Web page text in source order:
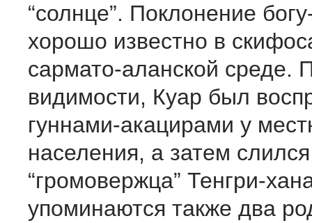
“солнце”. Поклонение
хорошо известно в
сармато-аланской среде.
видимости, Куар был
гуннами-акацирами у
населения, а затем
“громовержца” Тенгри-
упоминаются также два